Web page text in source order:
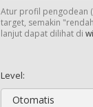
Atur profil pengodean
target, semakin
lanjut dapat dilihat di
Level:
Otomatis